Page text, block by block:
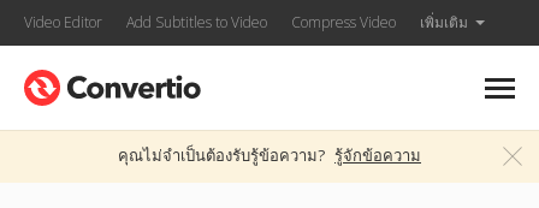
Video Editor Add Subtitles to Video Compress Video เพิ่มเติม
คุณไม่จำเป็นต้องรับรู้ข้อความ? รู้จักข้อความ